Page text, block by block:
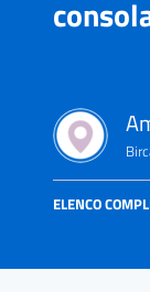
ELENCO